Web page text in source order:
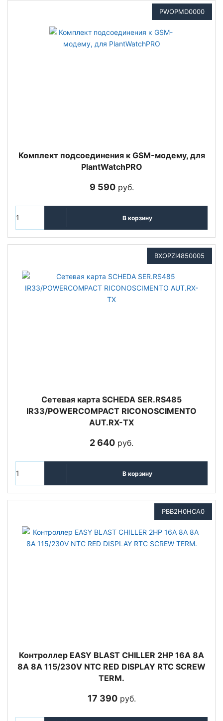
PWOPMD0000
Комплект подсоединения к GSM-модему, для
PlantWatchPRO
9 590руб.
В корзину
BXOPZI4850005
Сетевая карта SCHEDA SER.RS485
IR33/POWERCOMPACT RICONOSCIMENTO
AUT.RX-TX
2 640 руб.
В корзину
PBB2H0HCA0
Контроллер EASY BLAST CHILLER 2HP 16A 8A
8A 8A 115/230V NTC RED DISPLAY RTC SCREW
TERM.
17 390руб.